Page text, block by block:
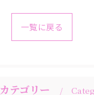
一覧に戻る
カテゴリー